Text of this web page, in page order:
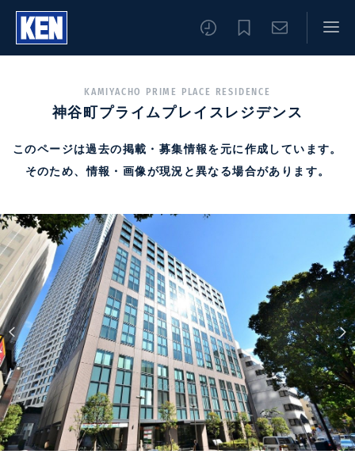
KAMIYACHO PRIME PLACE RESIDENCE
神谷町プライムプレイスレジデンス
このページは過去の掲載・募集情報を元に作成しています。
そのため、情報・画像が現況と異なる場合があります。